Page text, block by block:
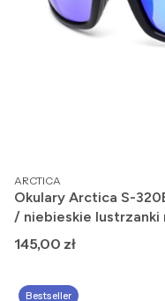
PRODUCENT
ARCTICA
Okulary Arctica S-
/ niebieskie lustrzanki
Cena
145,00 zł
Bestseller